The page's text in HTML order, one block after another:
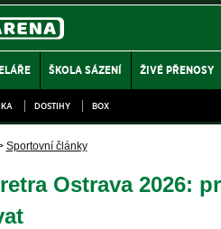
ŠKOLA SÁZENÍ ŽIVÉ PŘENOSY
DOSTIHY BOX
Sportovní články
Ostrava 2026: